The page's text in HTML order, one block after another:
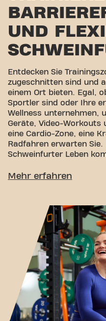
UND
Entdecken Sie
zugeschnitten sind und
einem Ort bieten. Egal,
Sportler sind oder Ihre
Wellness unternehmen,
Geräte, Video-Workouts
eine Cardio-Zone, eine
Radfahren erwarten
Schweinfurter Leben